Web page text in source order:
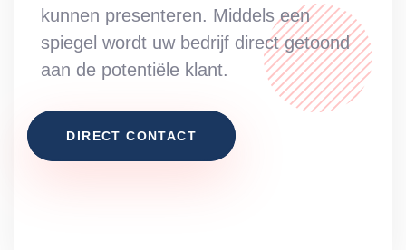
kunnen presenteren. Middels een
spiegel wordt uw bedrijf direct getoond
aan de potentiële klant.
DIRECT CONTACT